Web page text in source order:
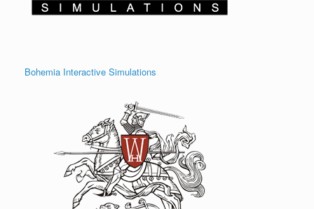
Bohemia Interactive Simulations